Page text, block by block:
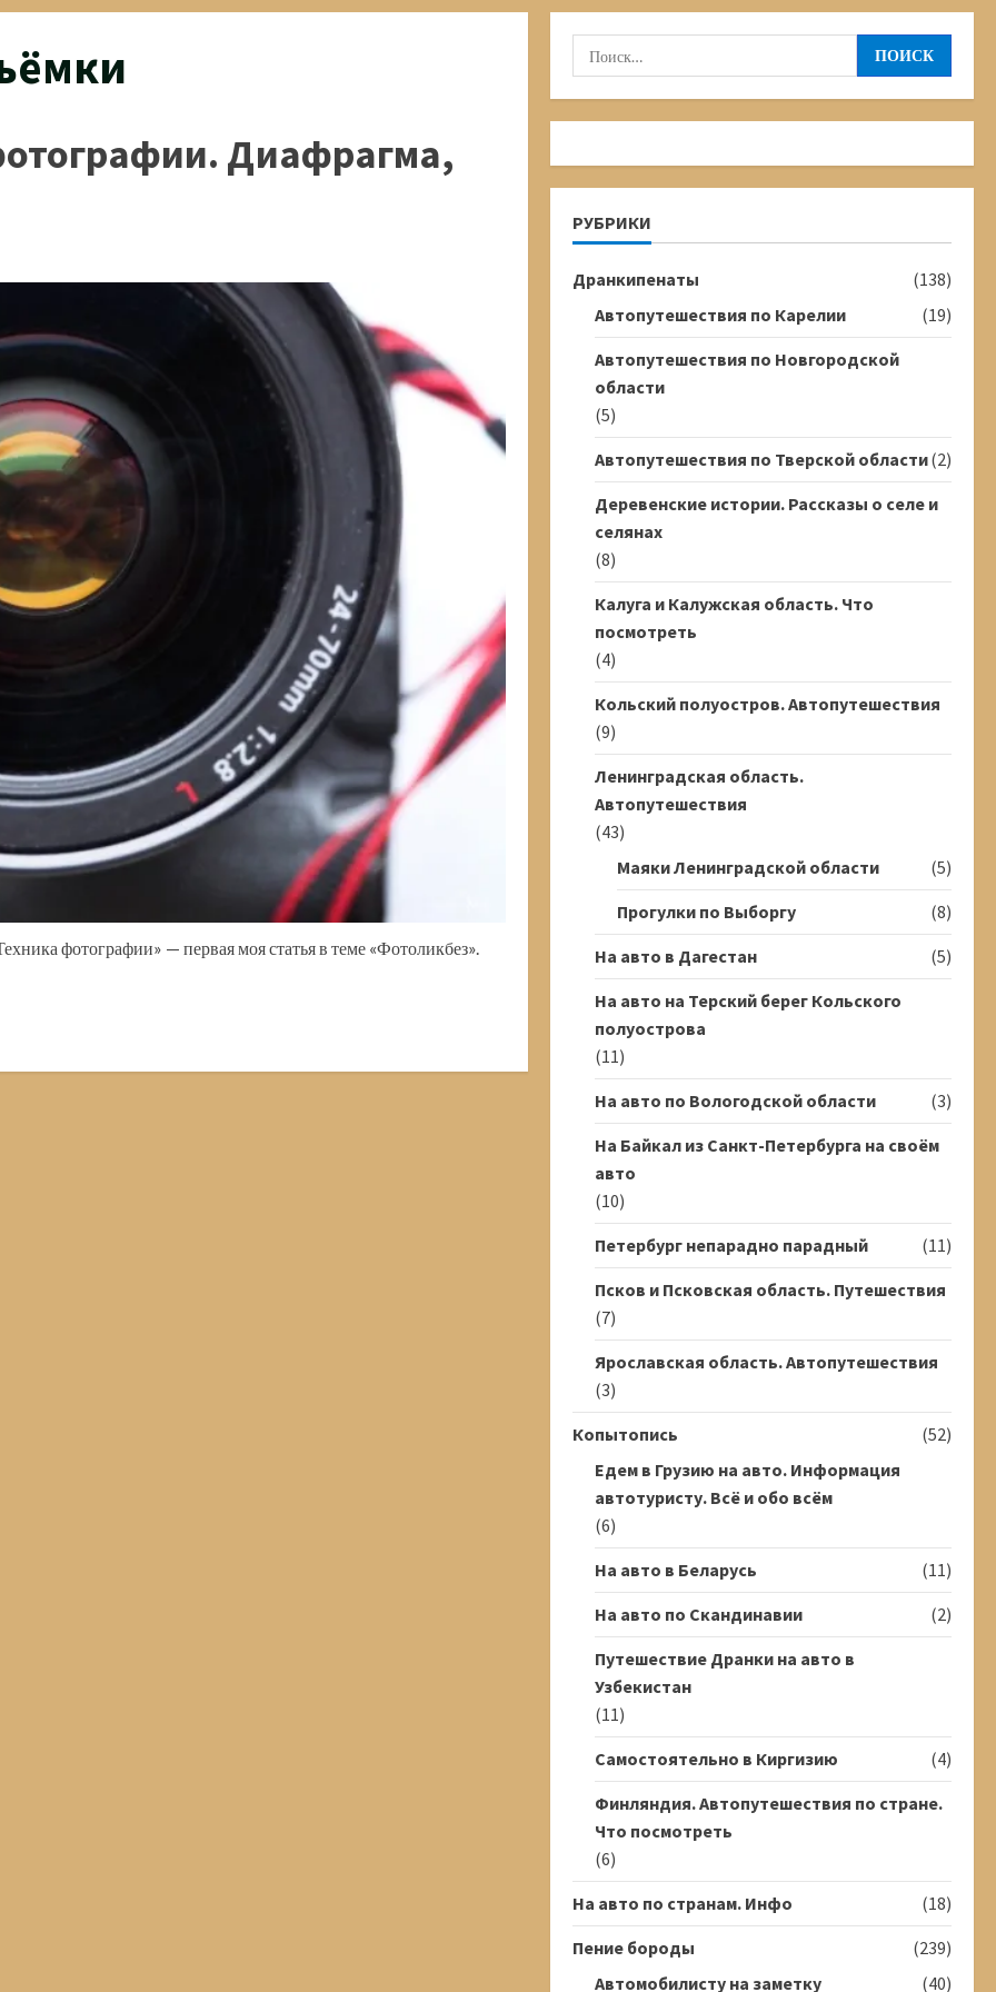
Диафрагма,
фотографии» — первая моя статья в теме «Фотоликбез».
Найти:
РУБРИКИ
Дранкипенаты
(138)
Автопутешествия по Карелии
(19)
Автопутешествия по Новгородской
области
(5)
Автопутешествия по Тверской области(2)
Деревенские истории. Рассказы о селе и
селянах
(8)
Калуга и Калужская область. Что
посмотреть
(4)
Кольский полуостров. Автопутешествия
(9)
Ленинградская область.
Автопутешествия
(43)
Маяки Ленинградской области
(5)
Прогулки по Выборгу
(8)
На авто в Дагестан
(5)
На авто на Терский берег Кольского
полуострова
(11)
На авто по Вологодской области
(3)
На Байкал из Санкт-Петербурга на своём
авто
(10)
Петербург непарадно парадный
(11)
Псков и Псковская область. Путешествия
(7)
Ярославская область. Автопутешествия
(3)
Копытопись
(52)
Едем в Грузию на авто. Информация
автотуристу. Всё и обо всём
(6)
На авто в Беларусь
(11)
На авто по Скандинавии
(2)
Путешествие Дранки на авто в
Узбекистан
(11)
Самостоятельно в Киргизию
(4)
Финляндия. Автопутешествия по стране.
Что посмотреть
(6)
На авто по странам. Инфо
(18)
Пение бороды
(239)
Автомобилисту на заметку
(40)